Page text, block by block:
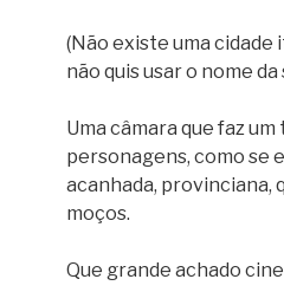
(Não existe uma cidade
não quis usar o nome da
Uma câmara que faz
personagens, como se
acanhada, provinciana,
moços.
Que grande achado